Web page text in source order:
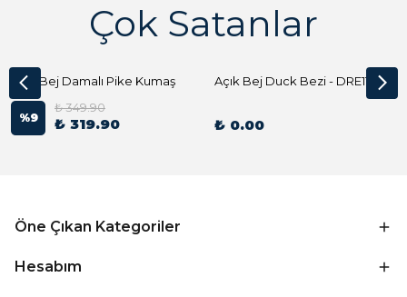
Çok Satanlar
Açık Bej Damalı Pike Kumaş
%9
₺ 349.90
₺ 319.90
Açık Bej Duck Bezi - DRE1144 Kumaş Peçete
₺ 0.00
Öne Çıkan Kategoriler
Hesabım